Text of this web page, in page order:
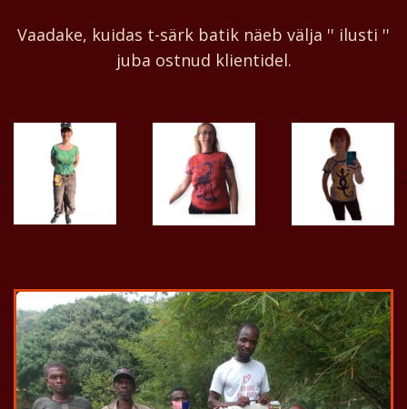
Vaadake, kuidas t-särk batik näeb välja '' ilusti ''
juba ostnud klientidel.